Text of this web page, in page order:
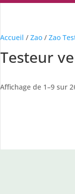
Accueil /Zao /Zao
Testeur
Affichage de 1–9 sur